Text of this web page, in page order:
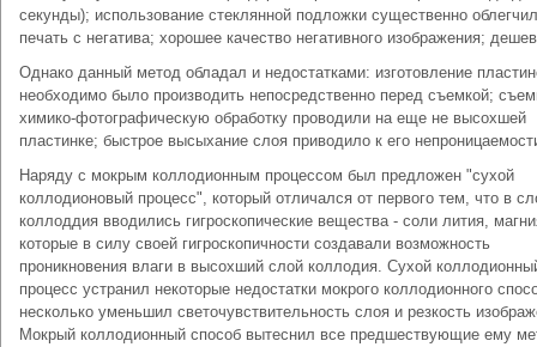
секунды); использование стеклянной подложки существенно
печать с негатива; хорошее качество негативного изображения;
Однако данный метод обладал и недостатками: изготовление
необходимо было производить непосредственно перед съемкой;
химико-фотографическую обработку проводили на еще не высохшей
пластинке; быстрое высыхание слоя приводило к его
Наряду с мокрым коллодионным процессом был предложен "сухой
коллодионовый процесс", который отличался от первого тем, что в
коллоддия вводились гигроскопические вещества - соли лития,
которые в силу своей гигроскопичности создавали возможность
проникновения влаги в высохший слой коллодия. Сухой
процесс устранил некоторые недостатки мокрого коллодионного
несколько уменьшил светочувствительность слоя и резкость
Мокрый коллодионный способ вытеснил все предшествующие ему